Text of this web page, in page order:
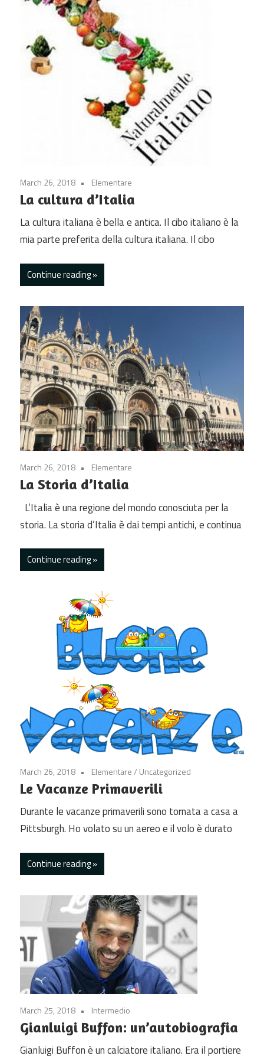
March 26, 2018 Elementare
La cultura d’Italia
La cultura italiana è bella e antica. Il cibo italiano è la
mia parte preferita della cultura italiana. Il cibo
Continue reading
March 26, 2018 Elementare
La Storia d’Italia
L’Italia è una regione del mondo conosciuta per la
storia. La storia d’Italia è dai tempi antichi, e continua
Continue reading
March 26, 2018 Elementare/ Uncategorized
Le Vacanze Primaverili
Durante le vacanze primaverili sono tornata a casa a
Pittsburgh. Ho volato su un aereo e il volo è durato
Continue reading
March 25, 2018 Intermedio
Gianluigi Buffon: un’autobiografia
Gianluigi Buffon è un calciatore italiano. Era il portiere